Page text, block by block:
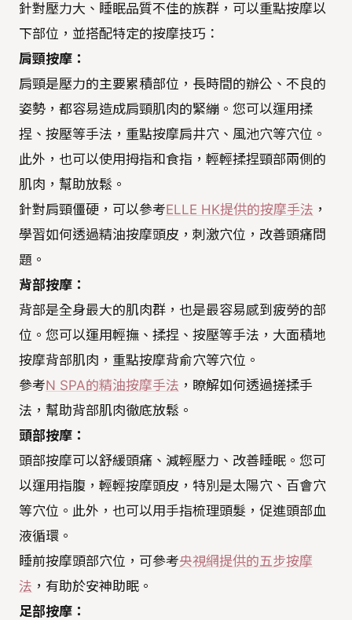
針對壓力大、睡眠品質不佳的族群，可以重點按摩以
下部位，並搭配特定的按摩技巧：
肩頸按摩：
肩頸是壓力的主要累積部位，長時間的辦公、不良的
姿勢，都容易造成肩頸肌肉的緊繃。您可以運用揉
捏、按壓等手法，重點按摩肩井穴、風池穴等穴位。
此外，也可以使用拇指和食指，輕輕揉捏頸部兩側的
肌肉，幫助放鬆。
針對肩頸僵硬，可以參考ELLE HK提供的按摩手法 ，
學習如何透過精油按摩頭皮，刺激穴位，改善頭痛問
題。
背部按摩：
背部是全身最大的肌肉群，也是最容易感到疲勞的部
位。您可以運用輕撫、揉捏、按壓等手法，大面積地
按摩背部肌肉，重點按摩背俞穴等穴位。
參考N SPA的精油按摩手法 ，瞭解如何透過搓揉手
法，幫助背部肌肉徹底放鬆。
頭部按摩：
頭部按摩可以舒緩頭痛、減輕壓力、改善睡眠。您可
以運用指腹，輕輕按摩頭皮，特別是太陽穴、百會穴
等穴位。此外，也可以用手指梳理頭髮，促進頭部血
液循環。
睡前按摩頭部穴位，可參考央視網提供的五步按摩
法 ，有助於安神助眠。
足部按摩：